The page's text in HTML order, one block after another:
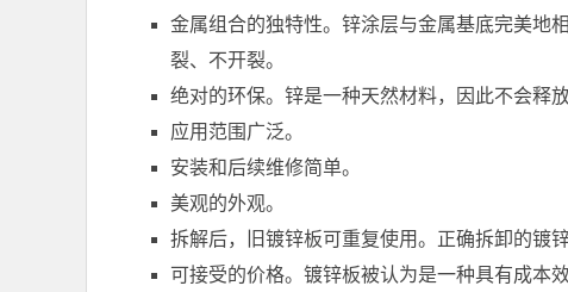
金属组合的独特性。锌涂层与金属基底完美地
裂、不开裂。
绝对的环保​​。锌是一种天然材料，因此不会释
应用范围广泛。
安装和后续维修简单。
美观的外观。
拆解后，旧镀锌板可重复使用。正确拆卸的镀
可接受的价格。镀锌板被认为是一种具有成本